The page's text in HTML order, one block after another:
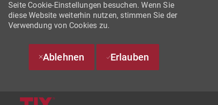
Seite Cookie-Einstellungen besuchen. Wenn Sie
diese Website weiterhin nutzen, stimmen Sie der
Verwendung von Cookies zu.
Ablehnen Erlauben